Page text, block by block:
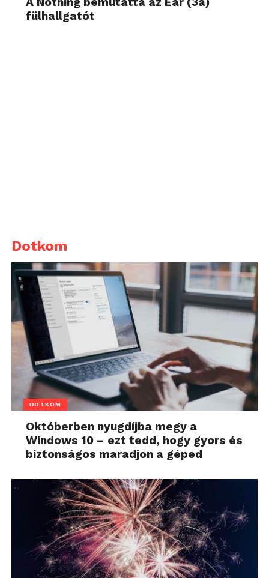
fülhallgatót
Dotkom
DOTKOM
Októberben nyugdíjba megy a
Windows 10 – ezt tedd, hogy gyors és
biztonságos maradjon a géped